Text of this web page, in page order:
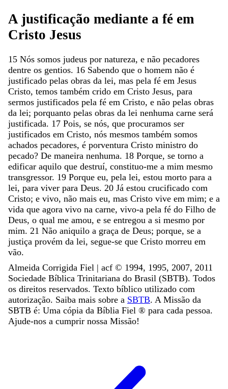
A justificação mediante a fé em
Cristo Jesus
15 Nós somos judeus por natureza, e não pecadores
dentre os gentios. 16 Sabendo que o homem não é
justificado pelas obras da lei, mas pela fé em Jesus
Cristo, temos também crido em Cristo Jesus, para
sermos justificados pela fé em Cristo, e não pelas obras
da lei; porquanto pelas obras da lei nenhuma carne será
justificada. 17 Pois, se nós, que procuramos ser
justificados em Cristo, nós mesmos também somos
achados pecadores, é porventura Cristo ministro do
pecado? De maneira nenhuma. 18 Porque, se torno a
edificar aquilo que destruí, constituo-me a mim mesmo
transgressor. 19 Porque eu, pela lei, estou morto para a
lei, para viver para Deus. 20 Já estou crucificado com
Cristo; e vivo, não mais eu, mas Cristo vive em mim; e a
vida que agora vivo na carne, vivo-a pela fé do Filho de
Deus, o qual me amou, e se entregou a si mesmo por
mim. 21 Não aniquilo a graça de Deus; porque, se a
justiça provém da lei, segue-se que Cristo morreu em
vão.
Almeida Corrigida Fiel | acf ©️ 1994, 1995, 2007, 2011
Sociedade Bíblica Trinitariana do Brasil (SBTB). Todos
os direitos reservados. Texto bíblico utilizado com
autorização. Saiba mais sobre a SBTB. A Missão da
SBTB é: Uma cópia da Bíblia Fiel ®️ para cada pessoa.
Ajude-nos a cumprir nossa Missão!